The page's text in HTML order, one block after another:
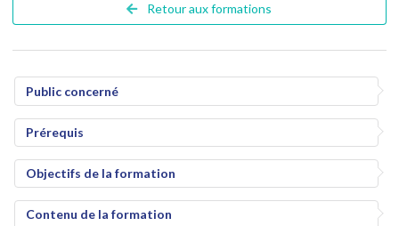
Retour aux formations
Public concerné
Prérequis
Objectifs de la formation
Contenu de la formation